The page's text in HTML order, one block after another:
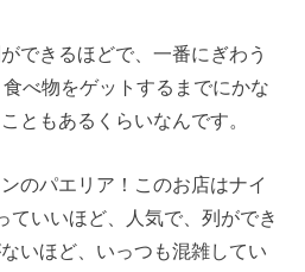
できるほどで、一番にぎわう
べ物をゲットするまでにかな
ともあるくらいなんです。
のパエリア！このお店はナイ
ていいほど、人気で、列ができ
いほど、いっつも混雑してい